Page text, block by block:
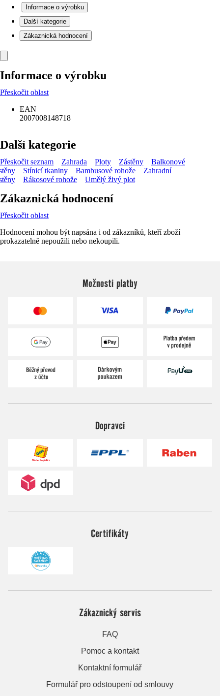
Informace o výrobku
Další kategorie
Zákaznická hodnocení
Informace o výrobku
Přeskočit oblast
EAN
2007008148718
Další kategorie
Přeskočit seznam Zahrada Ploty Zástěny
Balkonové
Stínicí tkaniny Bambusové rohože
Zahradní
Rákosové rohože Umělý živý plot
Zákaznická hodnocení
Přeskočit oblast
Hodnocení mohou být napsána i od zákazníků, kteří zboží
prokazatelně nepoužili nebo nekoupili.
Možnosti platby
Dopravci
Certifikáty
Zákaznický servis
FAQ
Pomoc a kontakt
Kontaktní formulář
Formulář pro odstoupení od smlouvy